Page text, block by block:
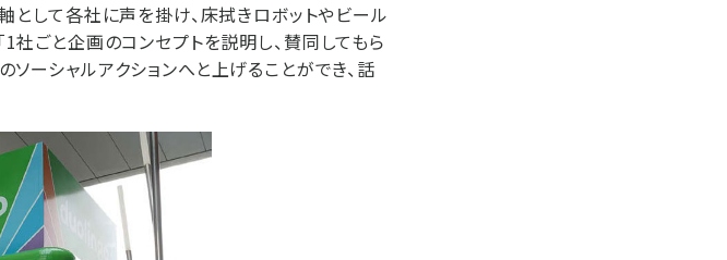
として各社に声を掛け、床拭きロボットやビール
ごと企画のコンセプトを説明し、賛同してもら
ーシャルアクションへと上げることができ、話